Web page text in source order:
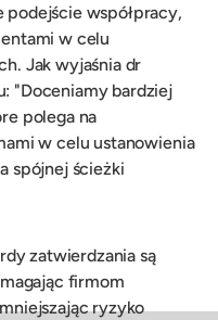
podejście współpracy,
w celu
Jak wyjaśnia dr
"Doceniamy bardziej
polega na
w celu ustanowienia
spójnej ścieżki
zatwierdzania są
firmom
ryzyko